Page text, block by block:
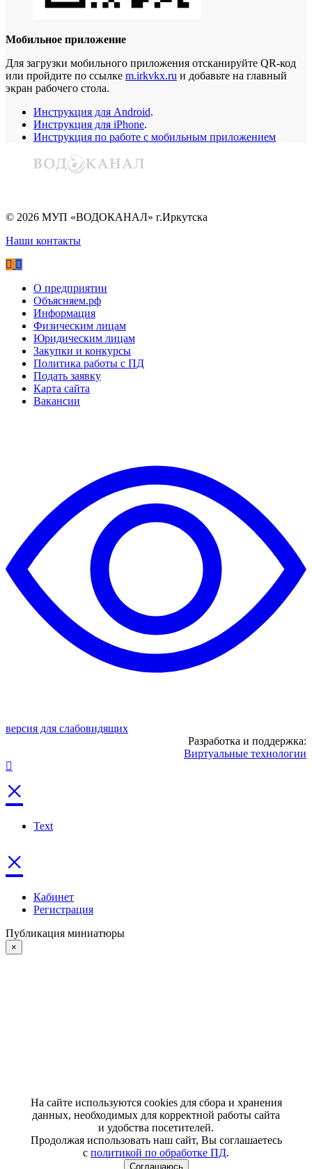
Мобильное приложение
Для загрузки мобильного приложения отсканируйте QR-код
или пройдите по ссылке m.irkvkx.ru и добавьте на главный
экран рабочего стола.
Инструкция для Android.
Инструкция для iPhone.
Инструкция по работе с мобильным приложением
© 2026 МУП «ВОДОКАНАЛ» г.Иркутска
Наши контакты
О предприятии
Объясняем.рф
Информация
Физическим лицам
Юридическим лицам
Закупки и конкурсы
Политика работы с ПД
Подать заявку
Карта сайта
Вакансии
версия для слабовидящих
Разработка и поддержка:
Виртуальные технологии
×
Text
×
Кабинет
Регистрация
Публикация миниатюры
×
На сайте используются cookies для сбора и хранения
данных, необходимых для корректной работы сайта
и удобства посетителей.
Продолжая использовать наш сайт, Вы соглашаетесь
с политикой по обработке ПД.
Соглашаюсь